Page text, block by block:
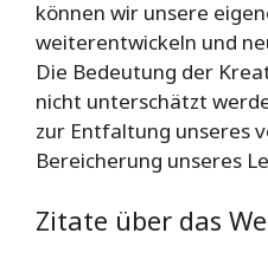
können wir unsere
weiterentwickeln und
Die Bedeutung der
nicht unterschätzt
zur Entfaltung unseres
Bereicherung unseres
Zitate über das